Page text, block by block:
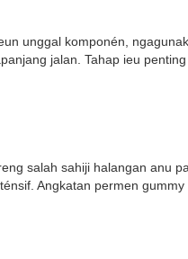
unggal komponén,
jalan. Tahap ieu
salah sahiji halangan anu
Angkatan permen